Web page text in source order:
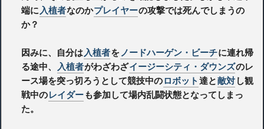
端に入植者なのかプレイヤーの攻撃では死んでしまうの
か？
因みに、自分は入植者をノードハーゲン・ビーチに連れ帰
る途中、 入植者がわざわざイージーシティ・ダウンズのレ
ース場を突っ切ろうとして競技中のロボット達と敵対し観
戦中のレイダーも参加して場内乱闘状態となってしまっ
た。